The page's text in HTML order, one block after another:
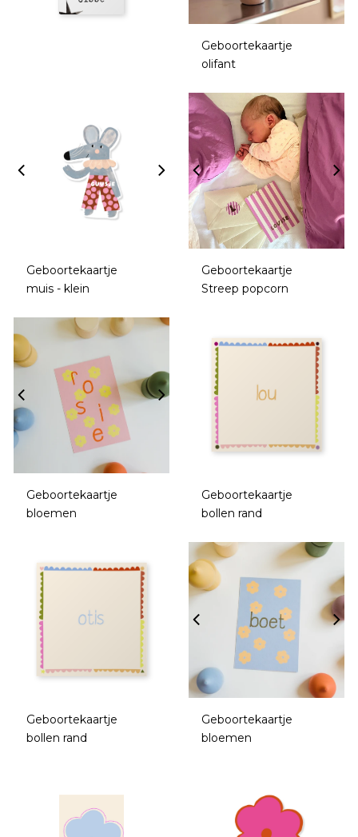
Geboortekaartje
olifant
Geboortekaartje
muis - klein
Geboortekaartje
Streep popcorn
Geboortekaartje
bloemen
Geboortekaartje
bollen rand
Geboortekaartje
bollen rand
Geboortekaartje
bloemen